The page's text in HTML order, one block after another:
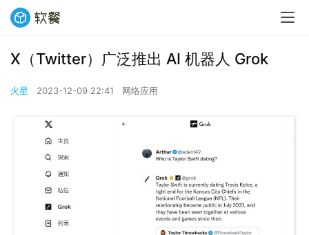
X（Twitter）广泛推出 AI 机器人 Grok
火星 2023-12-09 22:41 网络应用